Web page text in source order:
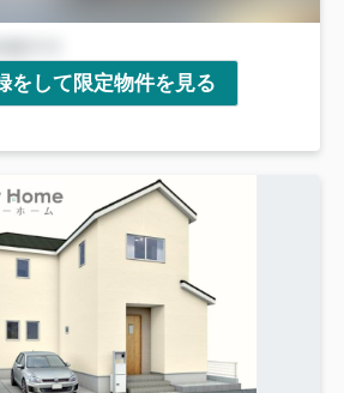
をして限定物件を見る